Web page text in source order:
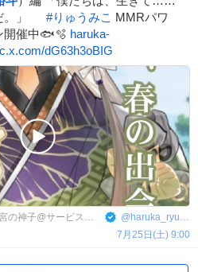
。」 #りゅうみこ MMRパワ
開催中🐟🫧 haruka-
dG63h3oBIG
遙かなる時空の中で 龍宮の神子@サービス開始 @ haruka_ryugu
7月25日(土) 9:00